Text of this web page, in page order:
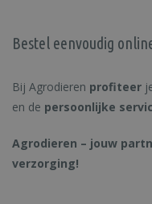
Bestel eenvoudig
Bij Agrodieren profiteer
en de persoonlijke
Agrodieren – jouw
verzorging!